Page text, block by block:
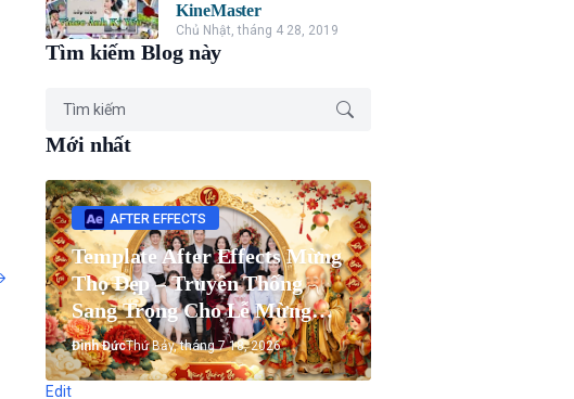
KineMaster
Chủ Nhật, tháng 4 28, 2019
Tìm kiếm Blog này
Mới nhất
AFTER EFFECTS
Template After Effects Mừng
Thọ Đẹp – Truyền Thống
Sang Trọng Cho Lễ Mừng
Thọ Ông Bà
Đình ĐứcThứ Bảy, tháng 7 18, 2026
Edit